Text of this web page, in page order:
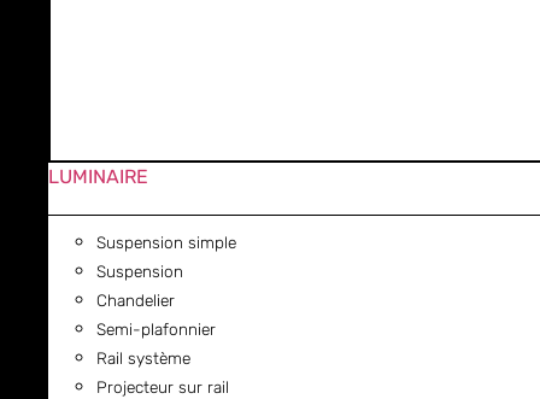
LUMINAIRE
Suspension simple
Suspension
Chandelier
Semi-plafonnier
Rail système
Projecteur sur rail